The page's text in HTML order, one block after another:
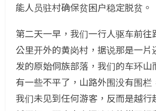
能人员驻村确保贫困户稳定脱贫。
第二天一早，我们一行人驱车前往
公里开外的黄岗村，据说那是一片
发的原始侗族部落，我们的车环山
有一些不平了，山路外围没有围栏
我们未见到任何游客，反而是越行